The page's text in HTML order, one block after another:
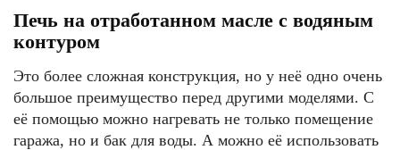
Печь на отработанном масле с водяным
контуром
Это более сложная конструкция, но у неё одно очень
большое преимущество перед другими моделями. С
её помощью можно нагревать не только помещение
гаража, но и бак для воды. А можно её использовать